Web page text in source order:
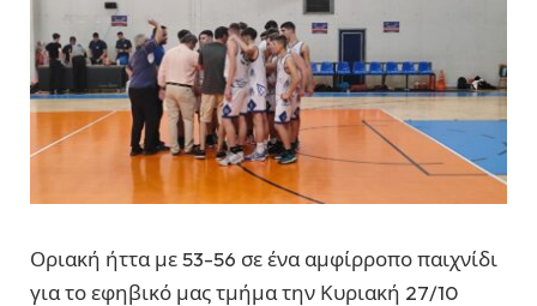
Οριακή ήττα με 53-56 σε ένα αμφίρροπο παιχνίδι
για το εφηβικό μας τμήμα την Κυριακή 27/10